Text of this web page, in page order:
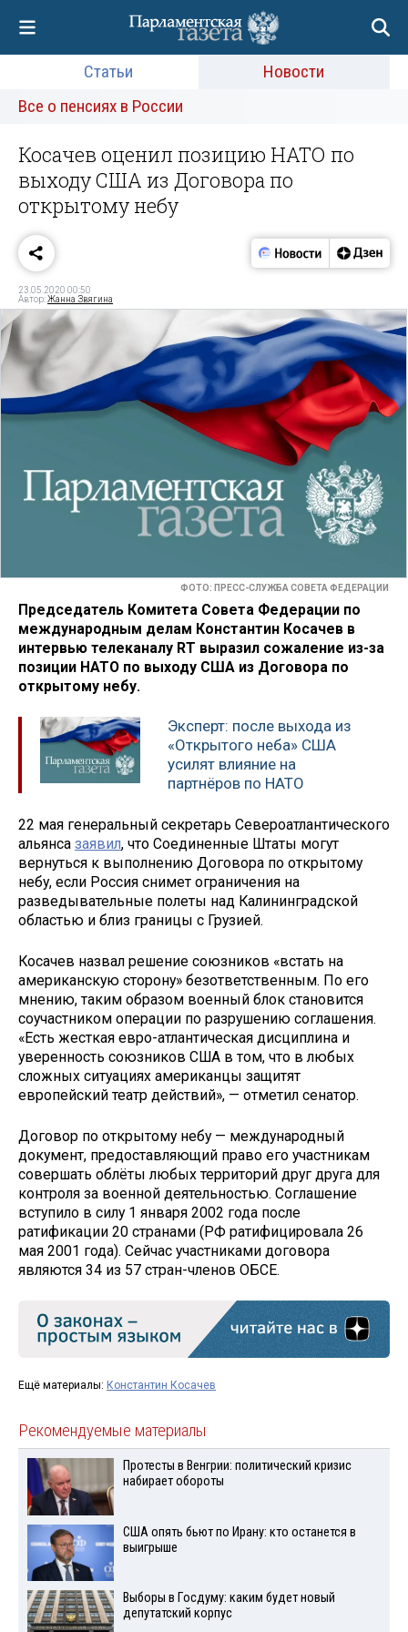
Статьи
Новости
Все о пенсиях в России
Косачев оценил позицию НАТО по
выходу США из Договора по
открытому небу
23.05.2020 00:50
Автор:Жанна Звягина
ФОТО: ПРЕСС-СЛУЖБА СОВЕТА ФЕДЕРАЦИИ
Председатель Комитета Совета Федерации по
международным делам Константин Косачев в
интервью телеканалу RT выразил сожаление из-за
позиции НАТО по выходу США из Договора по
открытому небу.
Эксперт: после выхода из
«Открытого неба» США
усилят влияние на
партнёров по НАТО
22 мая генеральный секретарь Североатлантического
альянса заявил, что Соединенные Штаты могут
вернуться к выполнению Договора по открытому
небу, если Россия снимет ограничения на
разведывательные полеты над Калининградской
областью и близ границы с Грузией.
Косачев назвал решение союзников «встать на
американскую сторону» безответственным. По его
мнению, таким образом военный блок становится
соучастником операции по разрушению соглашения.
«Есть жесткая евро-атлантическая дисциплина и
уверенность союзников США в том, что в любых
сложных ситуациях американцы защитят
европейский театр действий», — отметил сенатор.
Договор по открытому небу — международный
документ, предоставляющий право его участникам
совершать облёты любых территорий друг друга для
контроля за военной деятельностью. Соглашение
вступило в силу 1 января 2002 года после
ратификации 20 странами (РФ ратифицировала 26
мая 2001 года). Сейчас участниками договора
являются 34 из 57 стран-членов ОБСЕ.
Ещё материалы: Константин Косачев
Рекомендуемые материалы
Протесты в Венгрии: политический кризис
набирает обороты
США опять бьют по Ирану: кто останется в
выигрыше
Выборы в Госдуму: каким будет новый
депутатский корпус